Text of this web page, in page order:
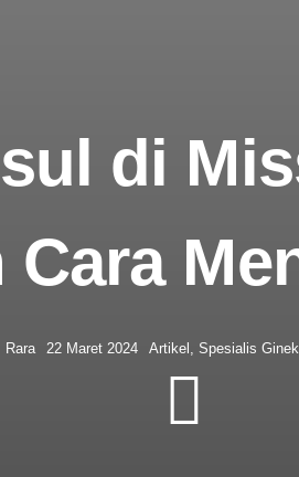
di
Cara
Rara 22 Maret 2024 Artikel , Spesialis